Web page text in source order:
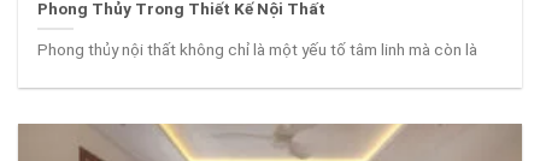
Phong Thủy Trong Thiết Kế Nội Thất
Phong thủy nội thất không chỉ là một yếu tố tâm linh mà còn là